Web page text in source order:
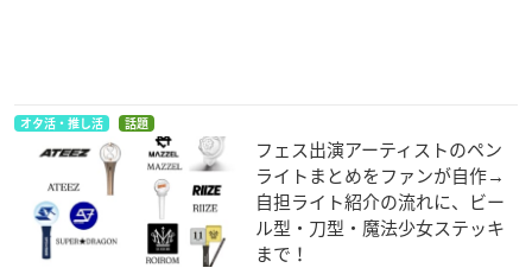
オタ活・推し活 話題
フェス出演アーティストのペン
ライトまとめをファンが自作→
自担ライト紹介の流れに、ビー
ル型・刀型・魔法少女ステッキ
まで！